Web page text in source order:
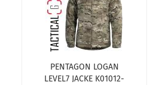
PENTAGON LOGAN
LEVEL7 JACKE K01012-